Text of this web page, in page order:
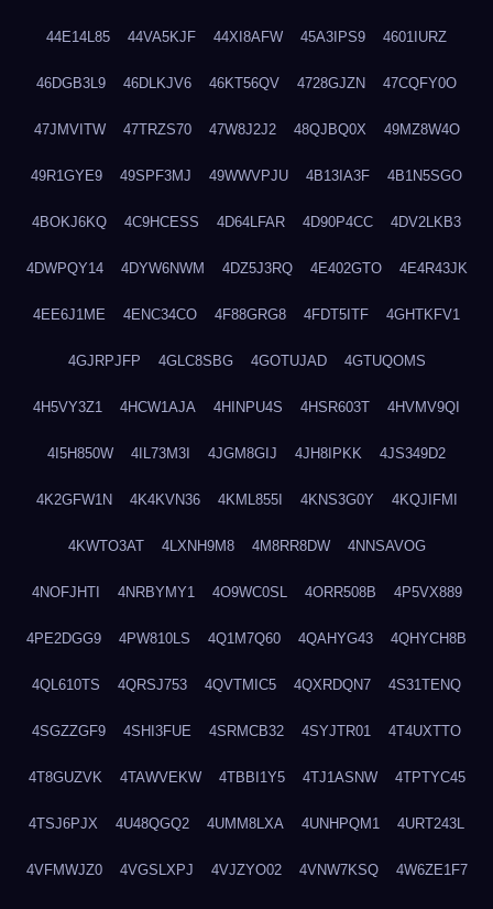
44E14L85 44VA5KJF 44XI8AFW 45A3IPS9 4601IURZ
46DGB3L9 46DLKJV6 46KT56QV 4728GJZN 47CQFY0O
47JMVITW 47TRZS70 47W8J2J2 48QJBQ0X 49MZ8W4O
49R1GYE9 49SPF3MJ 49WWVPJU 4B13IA3F 4B1N5SGO
4BOKJ6KQ 4C9HCESS 4D64LFAR 4D90P4CC 4DV2LKB3
4DWPQY14 4DYW6NWM 4DZ5J3RQ 4E402GTO 4E4R43JK
4EE6J1ME 4ENC34CO 4F88GRG8 4FDT5ITF 4GHTKFV1
4GJRPJFP 4GLC8SBG 4GOTUJAD 4GTUQOMS
4H5VY3Z1 4HCW1AJA 4HINPU4S 4HSR603T 4HVMV9QI
4I5H850W 4IL73M3I 4JGM8GIJ 4JH8IPKK 4JS349D2
4K2GFW1N 4K4KVN36 4KML855I 4KNS3G0Y 4KQJIFMI
4KWTO3AT 4LXNH9M8 4M8RR8DW 4NNSAVOG
4NOFJHTI 4NRBYMY1 4O9WC0SL 4ORR508B 4P5VX889
4PE2DGG9 4PW810LS 4Q1M7Q60 4QAHYG43 4QHYCH8B
4QL610TS 4QRSJ753 4QVTMIC5 4QXRDQN7 4S31TENQ
4SGZZGF9 4SHI3FUE 4SRMCB32 4SYJTR01 4T4UXTTO
4T8GUZVK 4TAWVEKW 4TBBI1Y5 4TJ1ASNW 4TPTYC45
4TSJ6PJX 4U48QGQ2 4UMM8LXA 4UNHPQM1 4URT243L
4VFMWJZ0 4VGSLXPJ 4VJZYO02 4VNW7KSQ 4W6ZE1F7